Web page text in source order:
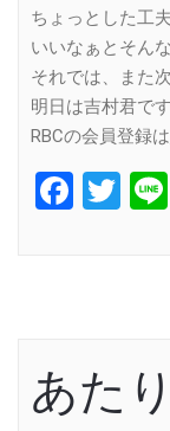
ちょっとした工
いいなぁとそん
それでは、また
明日は吉村君です
RBCの会員登録は
あた